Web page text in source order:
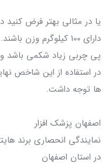
دارای 100 کیلوگرم
پی چربی زیاد شکمی باشد
در استفاده از این شاخص
ها توجه داشت.
اصفهان پزشك افزار
نمايندگي انحصاري برند
در استان اصفهان